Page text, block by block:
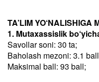
TA’LIM YO‘NALISHIGA
1. Mutaxassislik
Savollar soni: 30 ta;
Baholash mezoni: 3.1
Maksimal ball: 93 ball;